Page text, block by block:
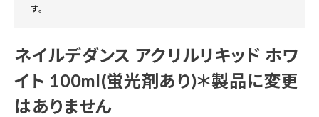
す。
ネイルデダンス アクリルリキッド ホワ
イト 100ml(蛍光剤あり)＊製品に変更
はありません